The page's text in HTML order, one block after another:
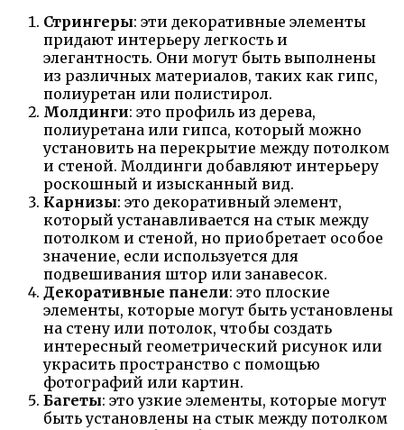
Стрингеры: эти декоративные элементы
придают интерьеру легкость и
элегантность. Они могут быть выполнены
из различных материалов, таких как гипс,
полиуретан или полистирол.
Молдинги: это профиль из дерева,
полиуретана или гипса, который можно
установить на перекрытие между потолком
и стеной. Молдинги добавляют интерьеру
роскошный и изысканный вид.
Карнизы: это декоративный элемент,
который устанавливается на стык между
потолком и стеной, но приобретает особое
значение, если используется для
подвешивания штор или занавесок.
Декоративные панели: это плоские
элементы, которые могут быть установлены
на стену или потолок, чтобы создать
интересный геометрический рисунок или
украсить пространство с помощью
фотографий или картин.
Багеты: это узкие элементы, которые могут
быть установлены на стык между потолком